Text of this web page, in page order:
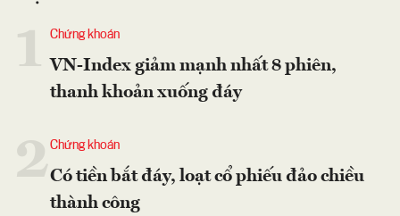
Chứng khoán
VN-Index giảm mạnh nhất 8 phiên,
thanh khoản xuống đáy
2Chứng khoán
Có tiền bắt đáy, loạt cổ phiếu đảo chiều
thành công